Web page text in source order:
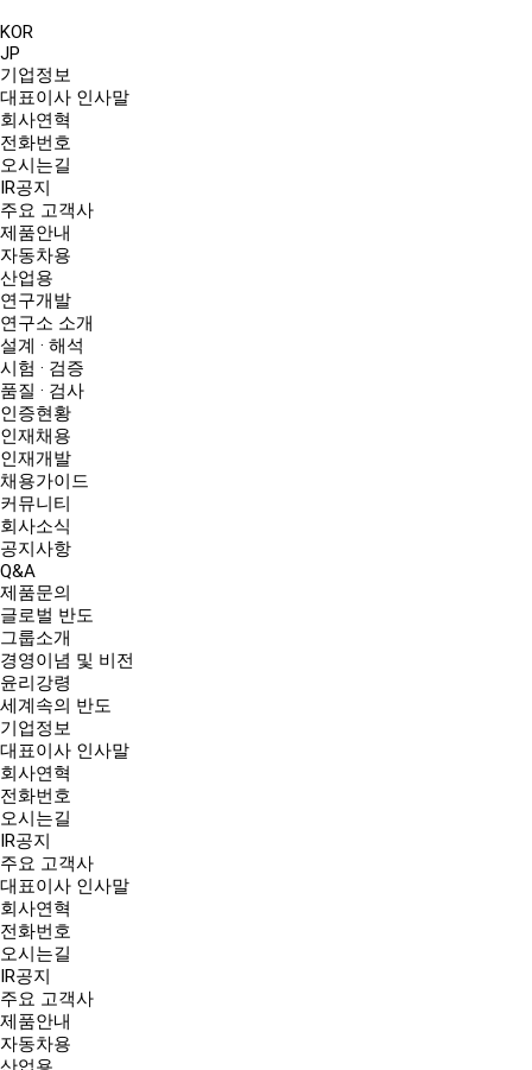
KOR
JP
기업정보
대표이사 인사말
회사연혁
전화번호
오시는길
IR공지
주요 고객사
제품안내
자동차용
산업용
연구개발
연구소 소개
설계 · 해석
시험 · 검증
품질 · 검사
인증현황
인재채용
인재개발
채용가이드
커뮤니티
회사소식
공지사항
Q&A
제품문의
글로벌 반도
그룹소개
경영이념 및 비전
윤리강령
세계속의 반도
기업정보
대표이사 인사말
회사연혁
전화번호
오시는길
IR공지
주요 고객사
대표이사 인사말
회사연혁
전화번호
오시는길
IR공지
주요 고객사
제품안내
자동차용